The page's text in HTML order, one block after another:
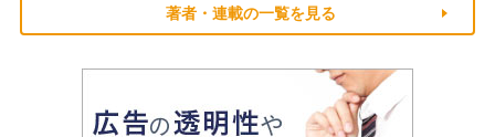
著者・連載の一覧を見る